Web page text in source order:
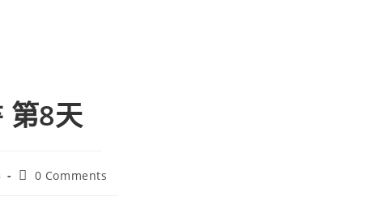
第8天
0 Comments